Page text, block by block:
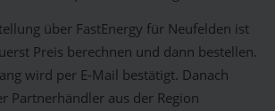
über FastEnergy für Neufelden ist
Preis berechnen und dann bestellen.
wird per E-Mail bestätigt. Danach
Partnerhändler aus der Region